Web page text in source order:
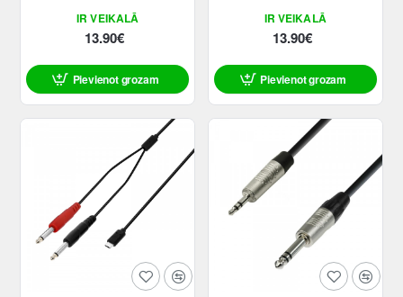
IR VEIKALĀ
13.90€
Pievienot grozam
IR VEIKALĀ
13.90€
Pievienot grozam